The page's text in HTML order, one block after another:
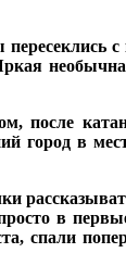
после
город в
в
спали